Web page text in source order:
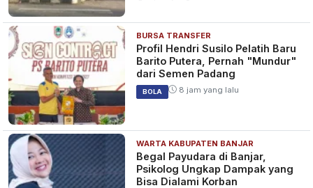
BURSA TRANSFER
Profil Hendri Susilo Pelatih Baru
Barito Putera, Pernah "Mundur"
dari Semen Padang
BOLA 8 jam yang lalu
WARTA KABUPATEN BANJAR
Begal Payudara di Banjar,
Psikolog Ungkap Dampak yang
Bisa Dialami Korban